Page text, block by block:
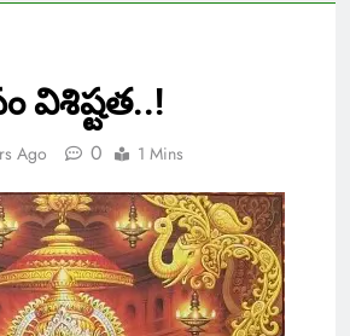
విశిష్టత..!
Ago 0 1 Mins